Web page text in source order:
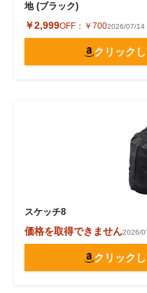
地 (ブラック)
￥2,999OFF： ￥7002026/07/14
クリック
スケッチ8
価格を取得できません2026/
クリック